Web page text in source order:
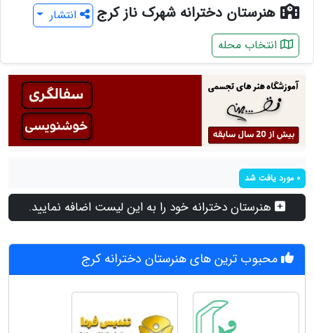
هنرستان دخترانه شهرک ناز کرج
انتشار
انتخاب محله
0 مورد یافت شد
هنرستان دخترانه خود را به این لیست اضافه نمایید.
محبوب ترین های هنرستان دخترانه کرج